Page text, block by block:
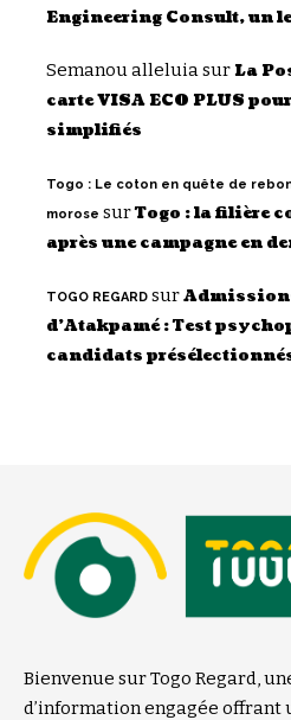
Engineering Consult, un
Semanou alleluiasurLa
carte VISA ECO PLUS
simplifiés
Togo : Le coton en quête de
morose surTogo : la filière
après une campagne en
TOGO REGARD sur
d’Atakpamé : Test
candidats
Bienvenue sur Togo Regard,
d’information engagée offrant